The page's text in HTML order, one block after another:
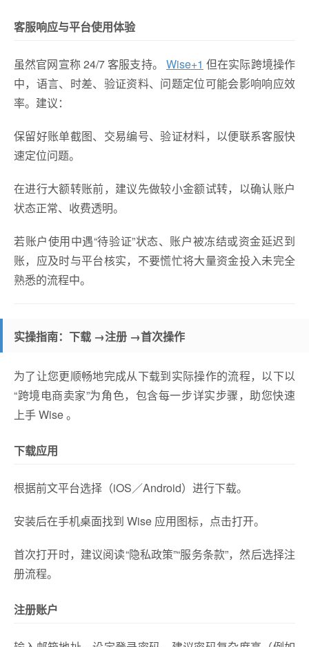
客服响应与平台使用体验
虽然官网宣称 24/7 客服支持。 Wise+1 但在实际跨境操作
中，语言、时差、验证资料、问题定位可能会影响响应效
率。建议：
保留好账单截图、交易编号、验证材料，以便联系客服快
速定位问题。
在进行大额转账前，建议先做较小金额试转，以确认账户
状态正常、收费透明。
若账户使用中遇“待验证”状态、账户被冻结或资金延迟到
账，应及时与平台核实，不要慌忙将大量资金投入未完全
熟悉的流程中。
实操指南：下载 →注册 →首次操作
为了让您更顺畅地完成从下载到实际操作的流程，以下以
“跨境电商卖家”为角色，包含每一步详实步骤，助您快速
上手 Wise 。
下载应用
根据前文平台选择（iOS／Android）进行下载。
安装后在手机桌面找到 Wise 应用图标，点击打开。
首次打开时，建议阅读“隐私政策”“服务条款”，然后选择注
册流程。
注册账户